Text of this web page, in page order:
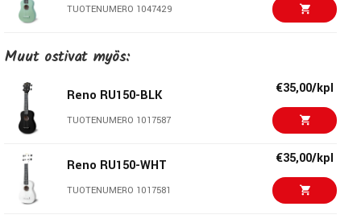
TUOTENUMERO 1047429
Reno RU150-RED
Reno RU150-PNK €35,00/kpl
Reno RU150-CS €35,00/kpl
Muut ostivat myös:
Reno RU150-BLK
TUOTENUMERO 1017587
€35,00/kpl
Reno RU150-WHT
TUOTENUMERO 1017581
€35,00/kpl